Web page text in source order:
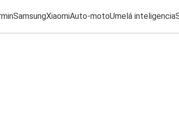
SamsungXiaomiAuto-motoUmelá inteligencia